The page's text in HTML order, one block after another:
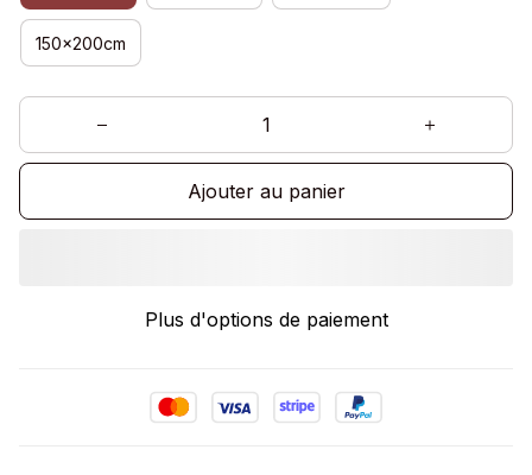
150x200cm
Ajouter au panier
Plus d'options de paiement